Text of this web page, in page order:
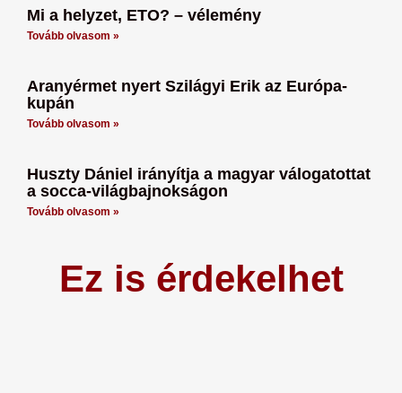
Mi a helyzet, ETO? – vélemény
Tovább olvasom »
Aranyérmet nyert Szilágyi Erik az Európa-
kupán
Tovább olvasom »
Huszty Dániel irányítja a magyar válogatottat
a socca-világbajnokságon
Tovább olvasom »
Ez is érdekelhet